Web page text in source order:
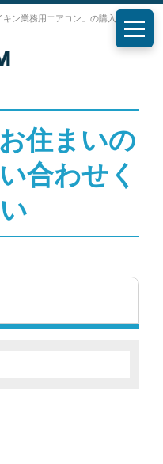
ン業務用エアコン」の購入・入れ替
メニ
住まいの
合わせく